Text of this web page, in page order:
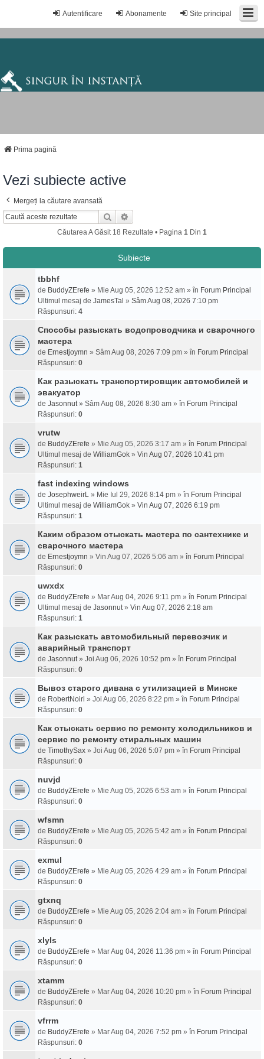
Site principal
Abonamente
Autentificare
Prima pagină
Vezi subiecte active
Mergeți la căutare avansată
Căutare
Căutarea A Găsit 18 Rezultate • Pagina 1 Din 1
Subiecte
tbbhf
de BuddyZErefe » Mie Aug 05, 2026 12:52 am » în Forum Principal
Ultimul mesaj de JamesTal » Sâm Aug 08, 2026 7:10 pm
Răspunsuri: 4
Способы разыскать водопроводчика и сварочного
мастера
de Ernestjoymn » Sâm Aug 08, 2026 7:09 pm » în Forum Principal
Răspunsuri: 0
Как разыскать транспортировщик автомобилей и
эвакуатор
de Jasonnut» Sâm Aug 08, 2026 8:30 am » în Forum Principal
Răspunsuri: 0
vrutw
de BuddyZErefe » Mie Aug 05, 2026 3:17 am » în Forum Principal
Ultimul mesaj de WilliamGok » Vin Aug 07, 2026 10:41 pm
Răspunsuri: 1
fast indexing windows
de JosephweirL » Mie Iul 29, 2026 8:14 pm » în Forum Principal
Ultimul mesaj de WilliamGok » Vin Aug 07, 2026 6:19 pm
Răspunsuri: 1
Каким образом отыскать мастера по сантехнике и
сварочного мастера
de Ernestjoymn » Vin Aug 07, 2026 5:06 am » în Forum Principal
Răspunsuri: 0
uwxdx
de BuddyZErefe » Mar Aug 04, 2026 9:11 pm » în Forum Principal
Ultimul mesaj de Jasonnut» Vin Aug 07, 2026 2:18 am
Răspunsuri: 1
Как разыскать автомобильный перевозчик и
аварийный транспорт
de Jasonnut» Joi Aug 06, 2026 10:52 pm » în Forum Principal
Răspunsuri: 0
Вывоз старого дивана с утилизацией в Минске
de RobertNoirl » Joi Aug 06, 2026 8:22 pm » în Forum Principal
Răspunsuri: 0
Как отыскать сервис по ремонту холодильников и
сервис по ремонту стиральных машин
de TimothySax » Joi Aug 06, 2026 5:07 pm » în Forum Principal
Răspunsuri: 0
nuvjd
de BuddyZErefe » Mie Aug 05, 2026 6:53 am » în Forum Principal
Răspunsuri: 0
wfsmn
de BuddyZErefe » Mie Aug 05, 2026 5:42 am » în Forum Principal
Răspunsuri: 0
exmul
de BuddyZErefe » Mie Aug 05, 2026 4:29 am » în Forum Principal
Răspunsuri: 0
gtxnq
de BuddyZErefe » Mie Aug 05, 2026 2:04 am » în Forum Principal
Răspunsuri: 0
xlyls
de BuddyZErefe » Mar Aug 04, 2026 11:36 pm » în Forum Principal
Răspunsuri: 0
xtamm
de BuddyZErefe » Mar Aug 04, 2026 10:20 pm » în Forum Principal
Răspunsuri: 0
vfrrm
de BuddyZErefe » Mar Aug 04, 2026 7:52 pm » în Forum Principal
Răspunsuri: 0